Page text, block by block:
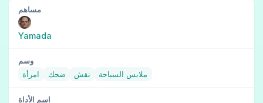
مساهم
Yamada
وسم
امرأة
ضحك نقش ملابس السباحة
اسم الأداة